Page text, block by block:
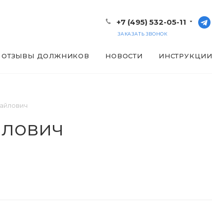
+7 (495) 532-05-11
ЗАКАЗАТЬ ЗВОНОК
ОТЗЫВЫ ДОЛЖНИКОВ НОВОСТИ ИНСТРУКЦИИ